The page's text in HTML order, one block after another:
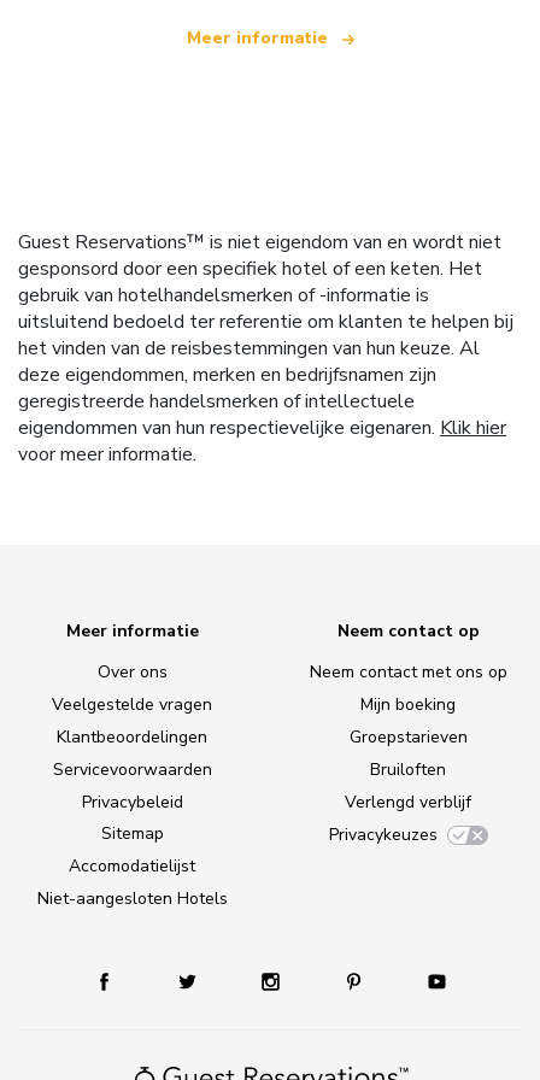
Meer informatie
Guest Reservations™ is niet eigendom van en wordt niet
gesponsord door een specifiek hotel of een keten. Het
gebruik van hotelhandelsmerken of -informatie is
uitsluitend bedoeld ter referentie om klanten te helpen bij
het vinden van de reisbestemmingen van hun keuze. Al
deze eigendommen, merken en bedrijfsnamen zijn
geregistreerde handelsmerken of intellectuele
eigendommen van hun respectievelijke eigenaren. Klik hier
voor meer informatie.
Meer informatie
Over ons
Veelgestelde vragen
Klantbeoordelingen
Servicevoorwaarden
Privacybeleid
Sitemap
Accomodatielijst
Niet-aangesloten Hotels
Neem contact op
Neem contact met ons op
Mijn boeking
Groepstarieven
Bruiloften
Verlengd verblijf
Privacykeuzes